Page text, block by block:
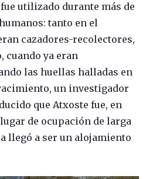
utilizado durante más de
tanto en el
cazadores-recolectores,
cuando ya eran
las huellas halladas en
un investigador
que Atxoste fue, en
de ocupación de larga
llegó a ser un alojamiento